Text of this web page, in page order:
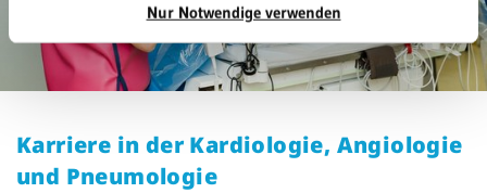
Nur Notwendige verwenden
Karriere in der Kardiologie, Angiologie
und Pneumologie